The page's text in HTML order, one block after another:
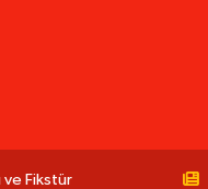
ve Fikstür